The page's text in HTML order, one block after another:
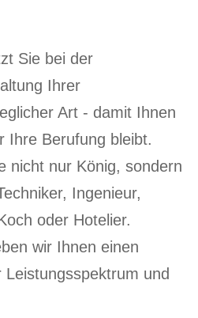
Sie bei der
Ihrer
Art - damit Ihnen
Ihre Berufung bleibt.
nicht nur König, sondern
Ingenieur,
oder Hotelier.
wir Ihnen einen
und